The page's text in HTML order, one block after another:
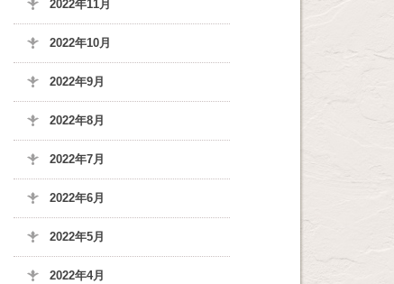
2022年11月
2022年10月
2022年9月
2022年8月
2022年7月
2022年6月
2022年5月
2022年4月